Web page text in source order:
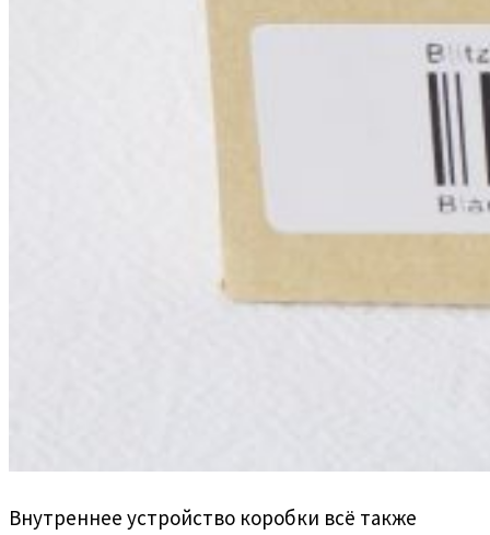
Внутреннее устройство коробки всё также